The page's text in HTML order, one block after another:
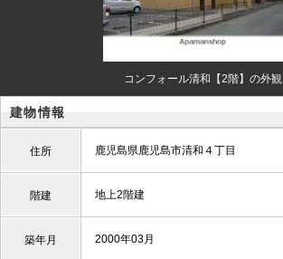
コンフォール清和【2階】の外観
建物情報
住所 鹿児島県鹿児島市清和４丁目
階建 地上2階建
築年月 2000年03月